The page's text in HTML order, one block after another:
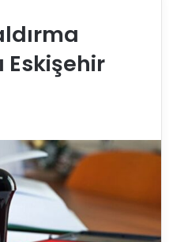
Eskişehir